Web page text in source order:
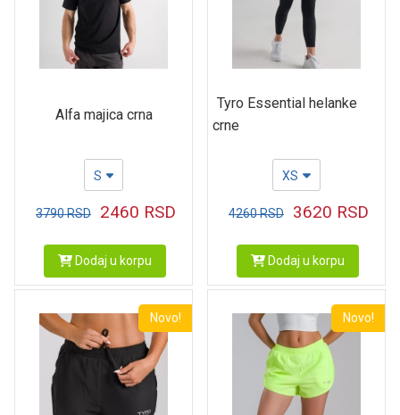
Alfa majica crna
S
3790RSD 2460 RSD
Dodaj u korpu
Tyro Essential helanke
crne
XS
4260RSD 3620 RSD
Dodaj u korpu
Novo! Novo!